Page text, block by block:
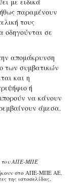
παραμένουν
τους
οδηγούνται σε
απομάκρυνση
των συμβατικών
και η
ή
να κάνουν
άμεσα.
του ΑΠΕ-ΜΠΕ
στο ΑΠΕ-ΜΠΕ ΑΕ.
της ιστοσελίδας.